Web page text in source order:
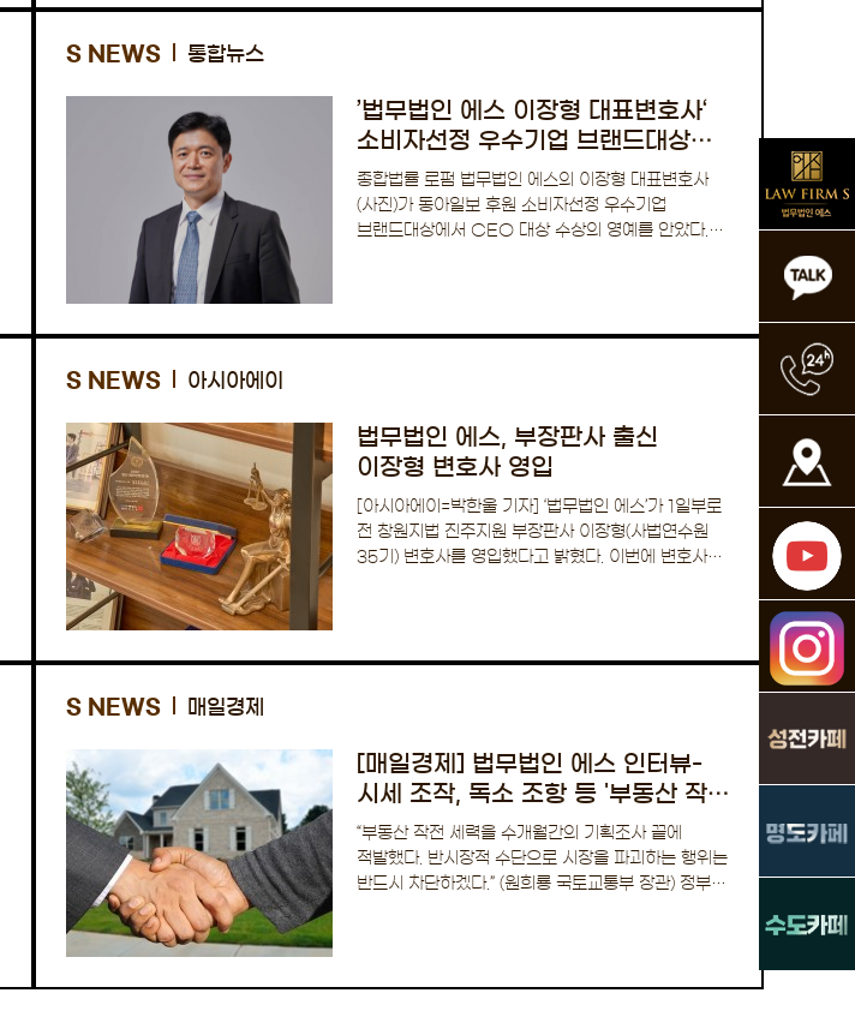
S NEWS 통합뉴스
’법무법인 에스 이장형 대표변호사‘
소비자선정 우수기업 브랜드대상
CEO 대상 수상
종합법률 로펌 법무법인 에스의 이장형 대표변호사
(사진)가 동아일보 후원 소비자선정 우수기업
브랜드대상에서 CEO 대상 수상의 영예를 안았다.
S NEWS 아시아에이
법무법인 에스, 부장판사 출신
이장형 변호사 영입
[아시아에이=박한울 기자] ‘법무법인 에스’가 1일부로
전 창원지법 진주지원 부장판사 이장형(사법연수원
35기) 변호사를 영입했다고 밝혔다. 이번에 변호사로
S NEWS 매일경제
[매일경제] 법무법인 에스 인터뷰-
시세 조작, 독소 조항 등 '부동산 작전
세력'
“부동산 작전 세력을 수개월간의 기획조사 끝에
적발했다. 반시장적 수단으로 시장을 파괴하는 행위는
반드시 차단하겠다.” (원희룡 국토교통부 장관) 정부가